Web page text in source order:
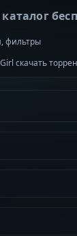
фильтры
скачать